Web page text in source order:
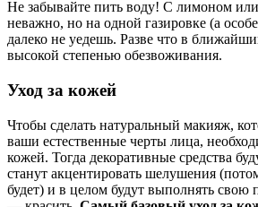
Не забывайте пить воду! С лимоном
неважно, но на одной газировке (а
далеко не уедешь. Разве что в
высокой степенью обезвоживания.
Уход за кожей
Чтобы сделать натуральный макияж,
ваши естественные черты лица,
кожей. Тогда декоративные средства
станут акцентировать шелушения
будет) и в целом будут выполнять свою